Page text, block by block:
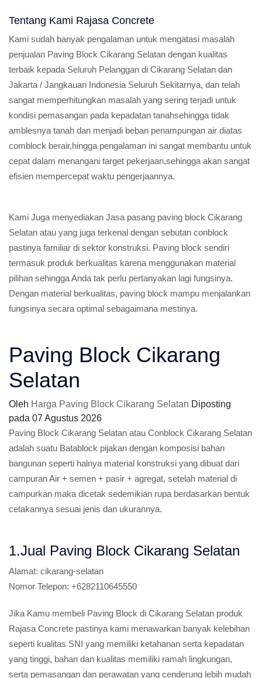
Tentang Kami Rajasa Concrete
Kami sudah banyak pengalaman untuk mengatasi masalah
penjualan Paving Block Cikarang Selatan dengan kualitas
terbaik kepada Seluruh Pelanggan di Cikarang Selatan dan
Jakarta / Jangkauan Indonesia Seluruh Sekitarnya, dan telah
sangat memperhitungkan masalah yang sering terjadi untuk
kondisi pemasangan pada kepadatan tanahsehingga tidak
amblesnya tanah dan menjadi beban penampungan air diatas
comblock berair,hingga pengalaman ini sangat membantu untuk
cepat dalam menangani target pekerjaan,sehingga akan sangat
efisien mempercepat waktu pengerjaannya.
Kami Juga menyediakan Jasa pasang paving block Cikarang
Selatan atau yang juga terkenal dengan sebutan conblock
pastinya familiar di sektor konstruksi. Paving block sendiri
termasuk produk berkualitas karena menggunakan material
pilihan sehingga Anda tak perlu pertanyakan lagi fungsinya.
Dengan material berkualitas, paving block mampu menjalankan
fungsinya secara optimal sebagaimana mestinya.
Paving Block Cikarang
Selatan
Oleh Harga Paving Block Cikarang Selatan Diposting
pada 07 Agustus 2026
Paving Block Cikarang Selatan atau Conblock Cikarang Selatan
adalah suatu Batablock pijakan dengan komposisi bahan
bangunan seperti halnya material konstruksi yang dibuat dari
campuran Air + semen + pasir + agregat, setelah material di
campurkan maka dicetak sedemikian rupa berdasarkan bentuk
cetakannya sesuai jenis dan ukurannya.
1.Jual Paving Block Cikarang Selatan
Alamat: cikarang-selatan
Nomor Telepon: +6282110645550
Jika Kamu membeli Paving Block di Cikarang Selatan produk
Rajasa Concrete pastinya kami menawarkan banyak kelebihan
seperti kualitas SNI yang memiliki ketahanan serta kepadatan
yang tinggi, bahan dan kualitas memiliki ramah lingkungan,
serta pemasangan dan perawatan yang cenderung lebih mudah